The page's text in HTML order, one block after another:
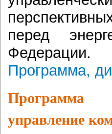
перед
Федерации.
Программа,
управление